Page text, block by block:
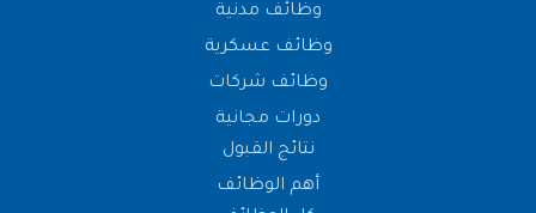
وظائف مدنية
وظائف عسكرية
وظائف شركات
دورات مجانية
نتائج القبول
أهم الوظائف